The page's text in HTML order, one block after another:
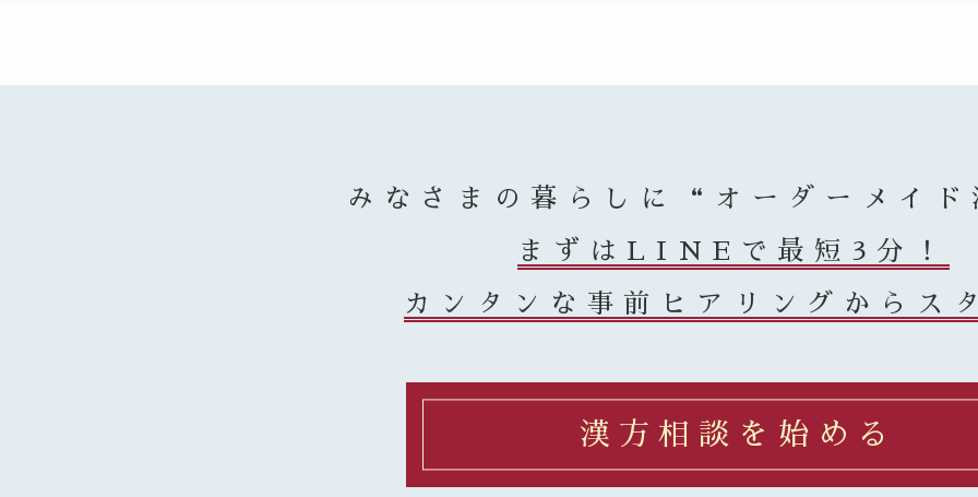
みなさまの暮らしに
“オーダーメイ
まずはLINEで最短3分！
カンタンな事前ヒアリングからス
漢方相談を始める